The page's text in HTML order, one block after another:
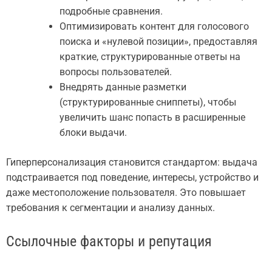
подробные сравнения.
Оптимизировать контент для голосового
поиска и «нулевой позиции», предоставляя
краткие, структурированные ответы на
вопросы пользователей.
Внедрять данные разметки
(структурированные сниппеты), чтобы
увеличить шанс попасть в расширенные
блоки выдачи.
Гиперперсонализация становится стандартом: выдача
подстраивается под поведение, интересы, устройство и
даже местоположение пользователя. Это повышает
требования к сегментации и анализу данных.
Ссылочные факторы и репутация